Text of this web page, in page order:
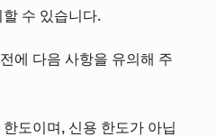
수 있습니다.
에 다음 사항을 유의해 주
도이며, 신용 한도가 아닙